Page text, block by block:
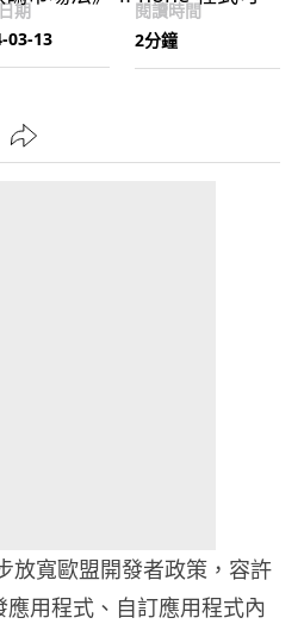
期
03-13
閱讀時間
2分鐘
放寬歐盟開發者政策，容許
用程式、自訂應用程式內